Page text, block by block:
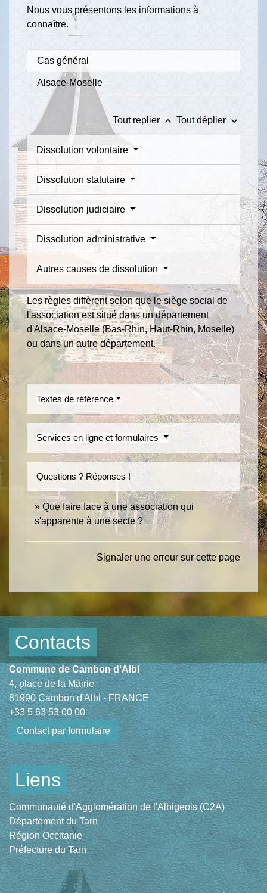
Nous vous présentons les informations à
connaître.
Cas général
Alsace-Moselle
Tout replier keyboard_arrow_up Tout déplier keyboard_arrow_down
Dissolution volontaire
Dissolution statutaire
Dissolution judiciaire
Dissolution administrative
Autres causes de dissolution
Les règles diffèrent selon que le siège social de
l'association est situé dans un département
d'Alsace-Moselle (Bas-Rhin, Haut-Rhin, Moselle)
ou dans un autre département.
Textes de référence
Services en ligne et formulaires
Questions ? Réponses !
Que faire face à une association qui
s'apparente à une secte ?
Signaler une erreur sur cette page
Contacts
Commune de Cambon d'Albi
4, place de la Mairie
81990 Cambon d'Albi - FRANCE
+33 5 63 53 00 00
Contact par formulaire
Liens
Communauté d'Agglomération de l'Albigeois (C2A)
Département du Tarn
Région Occitanie
Préfecture du Tarn